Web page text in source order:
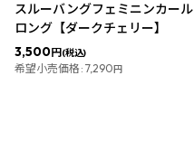
スルーバングフェミニンカール
ロング【ダークチェリー】
3,500円(税込)
希望小売価格 : 7,290円